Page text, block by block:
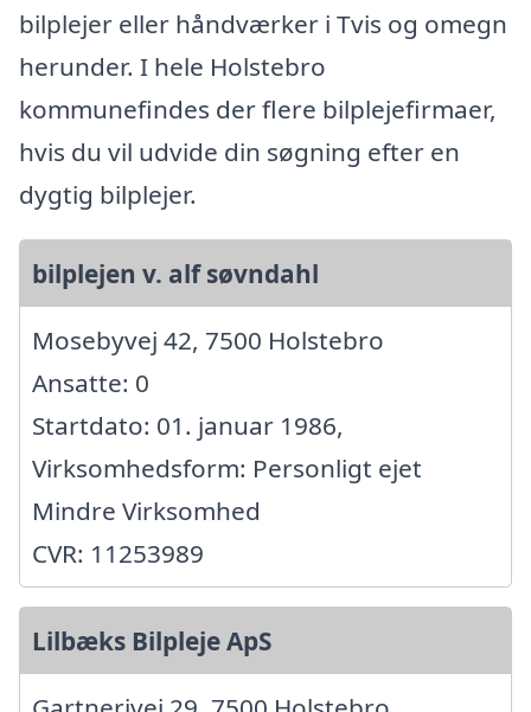
bilplejer eller håndværker i Tvis og omegn
herunder. I hele Holstebro
kommunefindes der flere bilplejefirmaer,
hvis du vil udvide din søgning efter en
dygtig bilplejer.
bilplejen v. alf søvndahl
Mosebyvej 42, 7500 Holstebro
Ansatte: 0
Startdato: 01. januar 1986,
Virksomhedsform: Personligt ejet
Mindre Virksomhed
CVR: 11253989
Lilbæks Bilpleje ApS